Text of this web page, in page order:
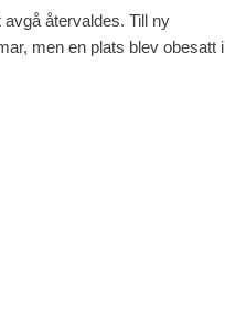
återvaldes. Till ny
men en plats blev obesatt i